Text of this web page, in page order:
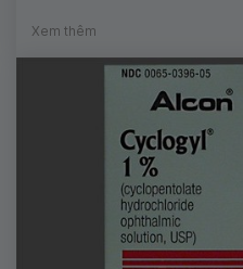
Xem thêm